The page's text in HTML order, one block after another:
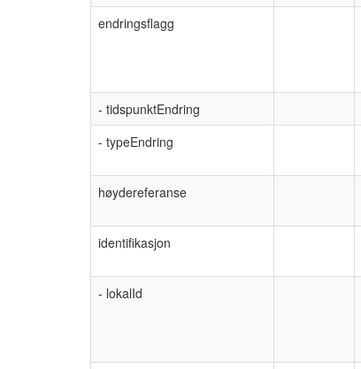
endringsflagg
- tidspunktEndring
- typeEndring
høydereferanse
identifikasjon
- lokalId